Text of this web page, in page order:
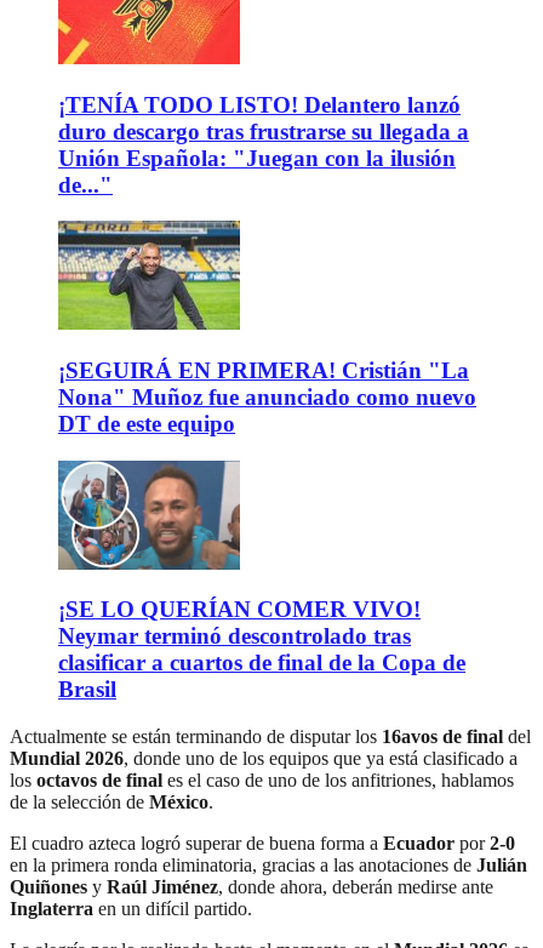
¡TENÍA TODO LISTO! Delantero lanzó
duro descargo tras frustrarse su llegada a
Unión Española: "Juegan con la ilusión
de..."
¡SEGUIRÁ EN PRIMERA! Cristián "La
Nona" Muñoz fue anunciado como nuevo
DT de este equipo
¡SE LO QUERÍAN COMER VIVO!
Neymar terminó descontrolado tras
clasificar a cuartos de final de la Copa de
Brasil
Actualmente se están terminando de disputar los 16avos de final del
Mundial 2026, donde uno de los equipos que ya está clasificado a
los octavos de final es el caso de uno de los anfitriones, hablamos
de la selección de México.
El cuadro azteca logró superar de buena forma a Ecuador por2-0
en la primera ronda eliminatoria, gracias a las anotaciones de Julián
Quiñones y Raúl Jiménez, donde ahora, deberán medirse ante
Inglaterra en un difícil partido.